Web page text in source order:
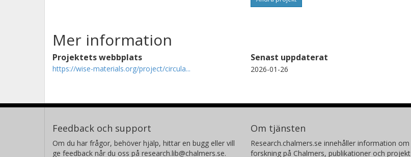
Mer information
Projektets webbplats
https://wise-materials.org/project/circula...
Senast uppdaterat
2026-01-26
Feedback och support
Om du har frågor, behöver hjälp, hittar en bugg eller vill
ge feedback når du oss på research.lib@chalmers.se.
Om tjänsten
Research.chalmers.se innehåller information om
forskning på Chalmers, publikationer och projekt